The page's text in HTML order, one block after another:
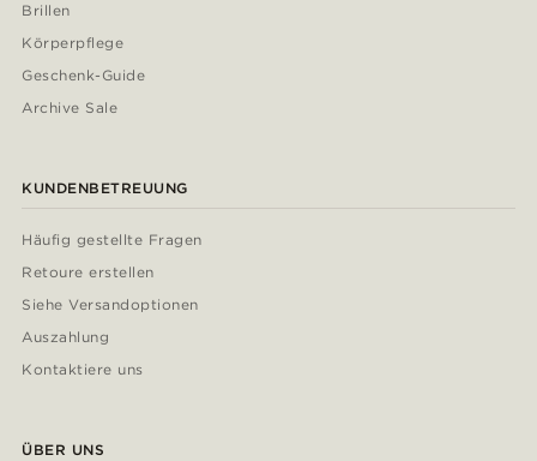
Brillen
Körperpflege
Geschenk-Guide
Archive Sale
KUNDENBETREUUNG
Häufig gestellte Fragen
Retoure erstellen
Siehe Versandoptionen
Auszahlung
Kontaktiere uns
ÜBER UNS